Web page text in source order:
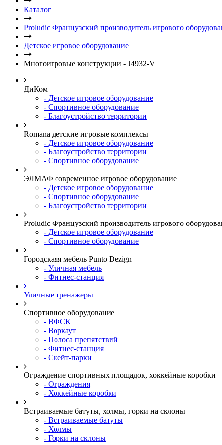
Каталог
Proludic Французский производитель игрового
Детское игровое оборудование
Многоигровые конструкции - J4932-V
ДиКом
- Детское игровое оборудование
- Спортивное оборудование
- Благоустройство территории
Romana детские игровые комплексы
- Детское игровое оборудование
- Благоустройство территории
- Спортивное оборудование
ЭЛМАФ современное игровое оборудование
- Детское игровое оборудование
- Спортивное оборудование
- Благоустройство территории
Proludic Французский производитель игрового
- Детское игровое оборудование
- Спортивное оборудование
Городскаяя мебель Punto Dezign
- Уличная мебель
- Фитнес-станция
Уличные тренажеры
Спортивное оборудование
- ВФСК
- Воркаут
- Полоса препятствий
- Фитнес-станция
- Скейт-парки
Ограждение спортивных площадок, хоккейные коробки
- Ограждения
- Хоккейные коробки
Встраиваемые батуты, холмы, горки на склоны
- Встраиваемые батуты
- Холмы
- Горки на склоны